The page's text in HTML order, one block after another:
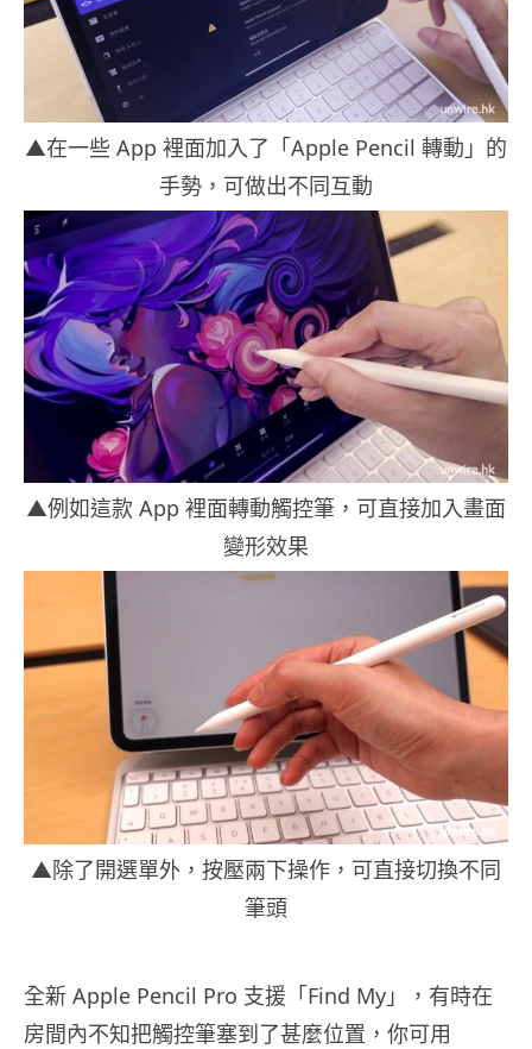
▲在一些 App 裡面加入了「Apple Pencil 轉動」的
手勢，可做出不同互動
▲例如這款 App 裡面轉動觸控筆，可直接加入畫面
變形效果
▲除了開選單外，按壓兩下操作，可直接切換不同
筆頭
全新 Apple Pencil Pro 支援「Find My」，有時在
房間內不知把觸控筆塞到了甚麼位置，你可用